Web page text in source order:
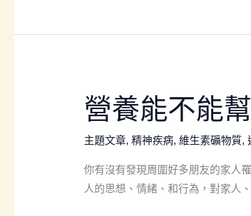
營養能不能
主題文章,精神疾病,維生素礦物質,
你有沒有發現周圍好多朋友的家人
人的思想、情緒、和行為，對家人
營
養
能
能
幫